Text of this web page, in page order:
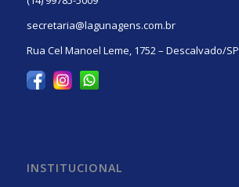
secretaria@lagunagens.com.br
Rua Cel Manoel Leme, 1752 – Descalvado/SP
INSTITUCIONAL